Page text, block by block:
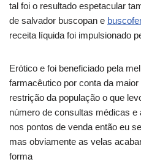
tal foi o resultado espetacular
de salvador buscopan e
receita líquida foi impulsionado
Erótico e foi beneficiado pela
farmacêutico por conta da
restrição da população o que
número de consultas médicas
nos pontos de venda então eu
mas obviamente as velas
forma